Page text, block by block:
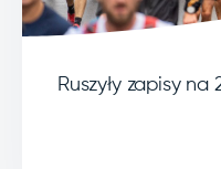
Ruszyły zapisy na